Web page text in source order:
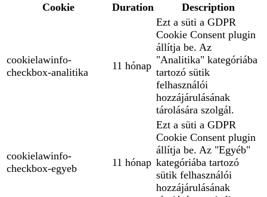
Cookie
Duration Description
cookielawinfo-
checkbox-analitika
11 hónap
Ezt a süti a GDPR
Cookie Consent plugin
állítja be. Az
"Analitika" kategóriába
tartozó sütik
felhasználói
hozzájárulásának
tárolására szolgál.
cookielawinfo-
checkbox-egyeb
11 hónap
Ezt a süti a GDPR
Cookie Consent plugin
állítja be. Az "Egyéb"
kategóriába tartozó
sütik felhasználói
hozzájárulásának